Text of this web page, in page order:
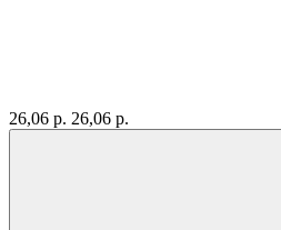
26,06 р. 26,06 р.